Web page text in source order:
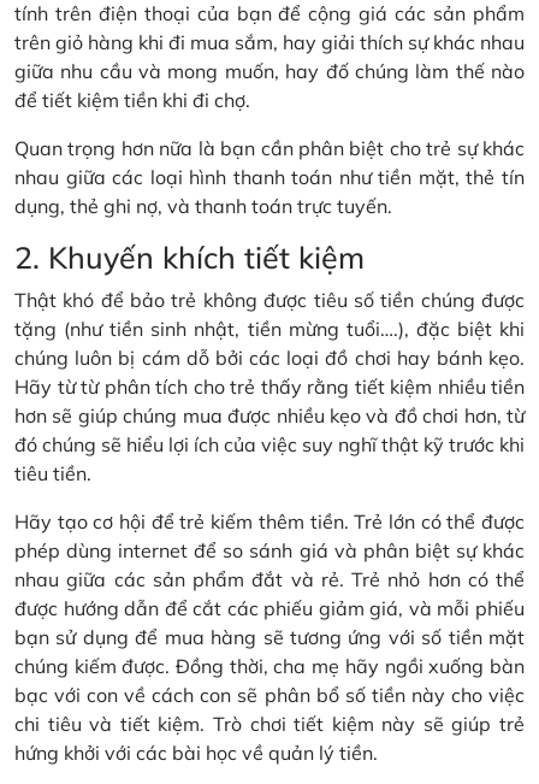
tính trên điện thoại của bạn để cộng giá các sản phẩm
trên giỏ hàng khi đi mua sắm, hay giải thích sự khác nhau
giữa nhu cầu và mong muốn, hay đố chúng làm thế nào
để tiết kiệm tiền khi đi chợ.
Quan trọng hơn nữa là bạn cần phân biệt cho trẻ sự khác
nhau giữa các loại hình thanh toán như tiền mặt, thẻ tín
dụng, thẻ ghi nợ, và thanh toán trực tuyến.
2. Khuyến khích tiết kiệm
Thật khó để bảo trẻ không được tiêu số tiền chúng được
tặng (như tiền sinh nhật, tiền mừng tuổi….), đặc biệt khi
chúng luôn bị cám dỗ bởi các loại đồ chơi hay bánh kẹo.
Hãy từ từ phân tích cho trẻ thấy rằng tiết kiệm nhiều tiền
hơn sẽ giúp chúng mua được nhiều kẹo và đồ chơi hơn, từ
đó chúng sẽ hiểu lợi ích của việc suy nghĩ thật kỹ trước khi
tiêu tiền.
Hãy tạo cơ hội để trẻ kiếm thêm tiền. Trẻ lớn có thể được
phép dùng internet để so sánh giá và phân biệt sự khác
nhau giữa các sản phẩm đắt và rẻ. Trẻ nhỏ hơn có thể
được hướng dẫn để cắt các phiếu giảm giá, và mỗi phiếu
bạn sử dụng để mua hàng sẽ tương ứng với số tiền mặt
chúng kiếm được. Đồng thời, cha mẹ hãy ngồi xuống bàn
bạc với con về cách con sẽ phân bổ số tiền này cho việc
chi tiêu và tiết kiệm. Trò chơi tiết kiệm này sẽ giúp trẻ
hứng khởi với các bài học về quản lý tiền.